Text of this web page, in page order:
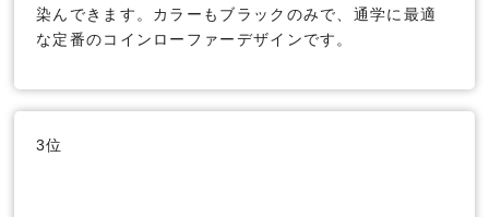
染んできます。カラーもブラックのみで、通学に最適
な定番のコインローファーデザインです。
3位